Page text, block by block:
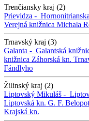
Trenčiansky kraj (2)
Prievidza -
Verejná knižnica Michala
Trnavský kraj (3)
Galanta - Galantská
knižnica Záhorská kn.
Fándlyho
Žilinský kraj (2)
Liptovský Mikuláš -
Liptovská kn. G. F.
Krajská kn.